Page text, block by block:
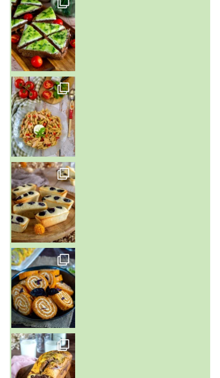
~ SALADE DE PÂTES AUX DEUX TOMATES THON ET BURRA
~ FINANCIERS MYRTILLES ET CITRON ~
Aujourd'hu